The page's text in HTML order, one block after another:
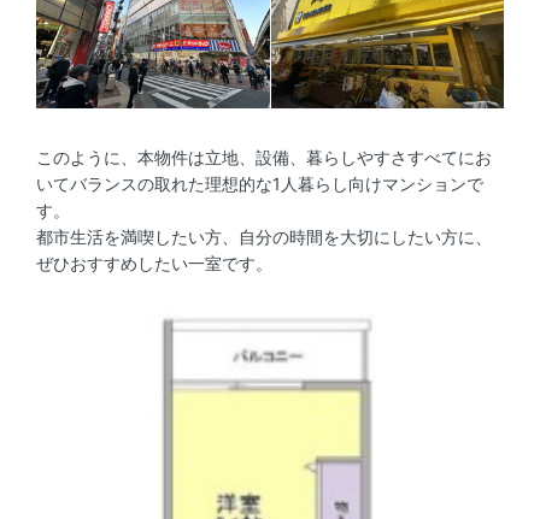
このように、本物件は立地、設備、暮らしやすさすべてにお
いてバランスの取れた理想的な1人暮らし向けマンションで
す。
都市生活を満喫したい方、自分の時間を大切にしたい方に、
ぜひおすすめしたい一室です。